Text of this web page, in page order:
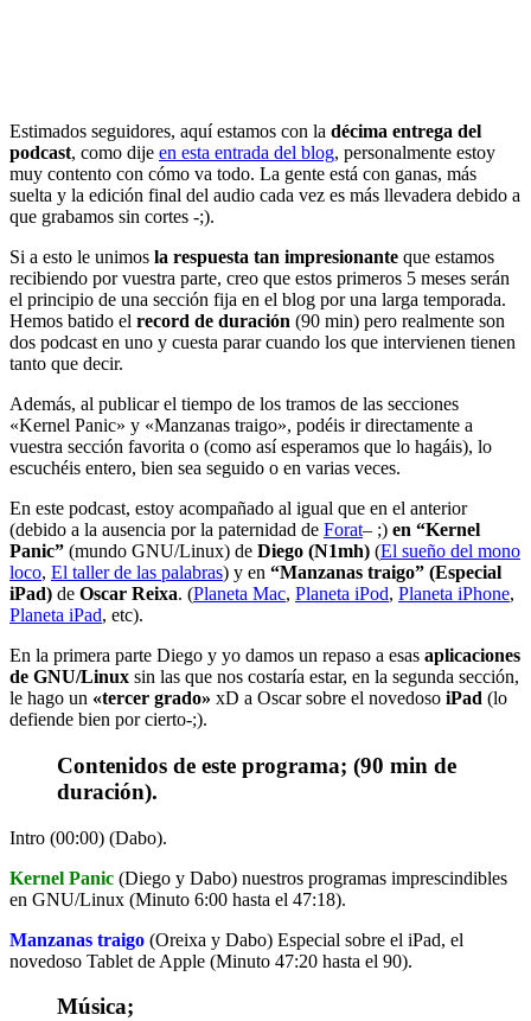
Estimados seguidores, aquí estamos con la décima entrega del
podcast, como dije en esta entrada del blog, personalmente estoy
muy contento con cómo va todo. La gente está con ganas, más
suelta y la edición final del audio cada vez es más llevadera debido a
que grabamos sin cortes -;).
Si a esto le unimos la respuesta tan impresionante que estamos
recibiendo por vuestra parte, creo que estos primeros 5 meses serán
el principio de una sección fija en el blog por una larga temporada.
Hemos batido el record de duración (90 min) pero realmente son
dos podcast en uno y cuesta parar cuando los que intervienen tienen
tanto que decir.
Además, al publicar el tiempo de los tramos de las secciones
«Kernel Panic» y «Manzanas traigo», podéis ir directamente a
vuestra sección favorita o (como así esperamos que lo hagáis), lo
escuchéis entero, bien sea seguido o en varias veces.
En este podcast, estoy acompañado al igual que en el anterior
(debido a la ausencia por la paternidad de Forat– ;) en “Kernel
Panic” (mundo GNU/Linux) de Diego (N1mh) (El sueño del mono
loco, El taller de las palabras) y en “Manzanas traigo” (Especial
iPad) de Oscar Reixa. (Planeta Mac, Planeta iPod, Planeta iPhone,
Planeta iPad, etc).
En la primera parte Diego y yo damos un repaso a esas aplicaciones
de GNU/Linux sin las que nos costaría estar, en la segunda sección,
le hago un «tercer grado» xD a Oscar sobre el novedoso iPad (lo
defiende bien por cierto-;).
Contenidos de este programa; (90 min de
duración).
Intro (00:00) (Dabo).
Kernel Panic (Diego y Dabo) nuestros programas imprescindibles
en GNU/Linux (Minuto 6:00 hasta el 47:18).
Manzanas traigo (Oreixa y Dabo) Especial sobre el iPad, el
novedoso Tablet de Apple (Minuto 47:20 hasta el 90).
Música;